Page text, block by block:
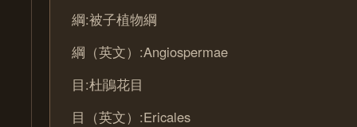
綱:被子植物綱
綱（英文）:Angiospermae
目:杜鵑花目
目（英文）:Ericales